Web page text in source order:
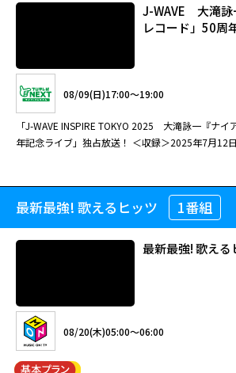
J-WAVE 大滝詠
レコード」50周
08/09(日)17:00～19:00
「J-WAVE INSPIRE TOKYO 2025 大滝詠一『ナ
年記念ライブ」独占放送！ ＜収録＞2025年7月12日
J-WAVE 大滝詠
レコード」50周
「J-WAVE INSPIRE TOKYO 2025 大滝詠一『ナイ
年記念ライブ」独占放送！ ＜収録＞2025年7月12
最新最強! 歌えるヒッツ 1番組
最新最強! 歌える
08/20(木)05:00～06:00